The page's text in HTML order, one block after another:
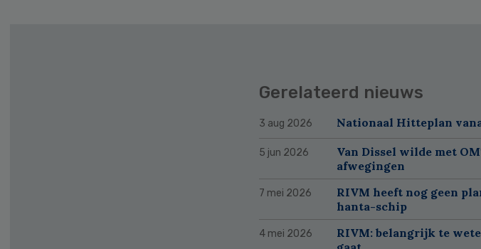
Gerelateerd nieuws
3 aug 2026 Nationaal Hitteplan
5 jun 2026
Van Dissel wilde met
afwegingen
7 mei 2026
RIVM heeft nog geen
hanta-schip
4 mei 2026
RIVM: belangrijk te